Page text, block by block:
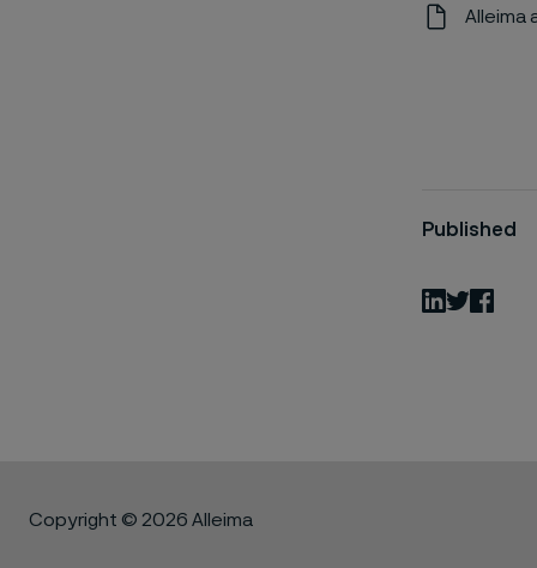
Alleima
Published
LinkedIn
Twitter
Copyright © 2026 Alleima